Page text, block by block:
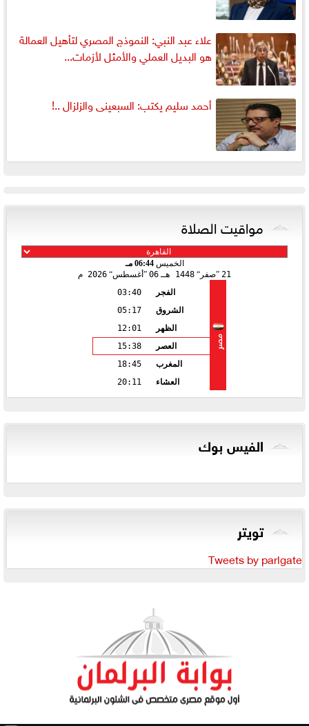
علاء عبد النبي: النموذج المصري لتأهيل العمالة
هو البديل العملي والأمثل لأزمات...
أحمد سليم يكتب: السبعينى والزلزال ..!
مواقيت الصلاة
الخميس06:44 مـ
21 صفر 1448 هـ 06 أغسطس 2026 م
مصر
الفجر
03:40
الشروق
05:17
الظهر
12:01
العصر
15:38
المغرب
18:45
العشاء
20:11
الفيس بوك
تويتر
Tweets by parlgate